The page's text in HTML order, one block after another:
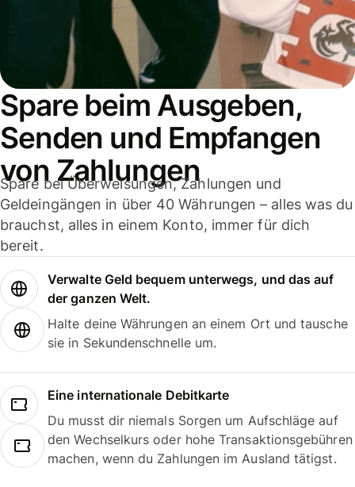
Spare beim Ausgeben,
Senden und Empfangen
von Zahlungen
Spare bei Überweisungen, Zahlungen und
Geldeingängen in über 40 Währungen – alles was du
brauchst, alles in einem Konto, immer für dich
bereit.
Verwalte Geld bequem unterwegs, und das auf
der ganzen Welt.
Halte deine Währungen an einem Ort und tausche
sie in Sekundenschnelle um.
Eine internationale Debitkarte
Du musst dir niemals Sorgen um Aufschläge auf
den Wechselkurs oder hohe Transaktionsgebühren
machen, wenn du Zahlungen im Ausland tätigst.